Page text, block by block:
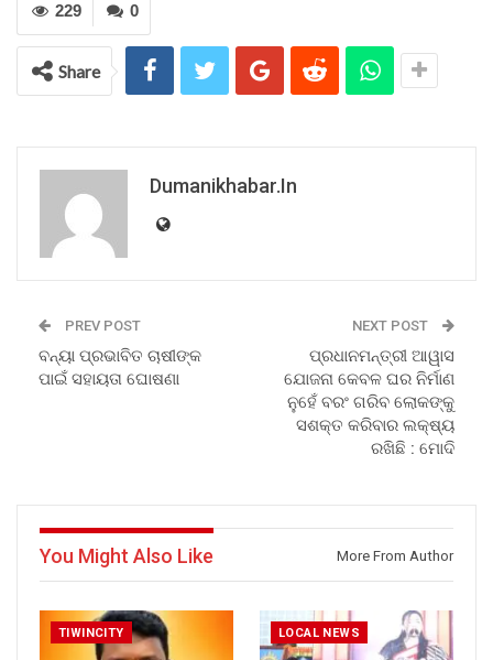
0
229
Share
Dumanikhabar.in
PREV POST
ବନ୍ୟା ପ୍ରଭାବିତ ଚାଷୀଙ୍କ
ପାଇଁ ସହାୟତା ଘୋଷଣା
NEXT POST
ପ୍ରଧାନମନ୍ତ୍ରୀ ଆୱାସ
ଯୋଜନା କେବଳ ଘର ନିର୍ମାଣ
ନୁହେଁ ବରଂ ଗରିବ ଲୋକଙ୍କୁ
ସଶକ୍ତ କରିବାର ଲକ୍ଷ୍ୟ
ରଖିଛି : ମୋଦି
You Might Also Like More From Author
TIWINCITY LOCAL NEWS